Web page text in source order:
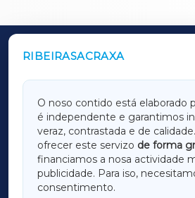
RIBEIRASACRAXA
O noso contido está elaborado
é independente e garantimos
veraz, contrastada e de
ofrecer este servizo de forma
financiamos a nosa actividade
publicidade. Para iso,
consentimento.
OUTROS PERIÓDICOS
LUGOXA
TERRACHAXA